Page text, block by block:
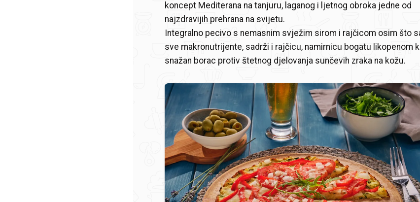
koncept Mediterana na tanjuru, laganog i ljetnog obroka jedne od
najzdravijih prehrana na svijetu.
Integralno pecivo s nemasnim svježim sirom i rajčicom osim što
sve makronutrijente, sadrži i rajčicu, namirnicu bogatu likopenom
snažan borac protiv štetnog djelovanja sunčevih zraka na kožu.